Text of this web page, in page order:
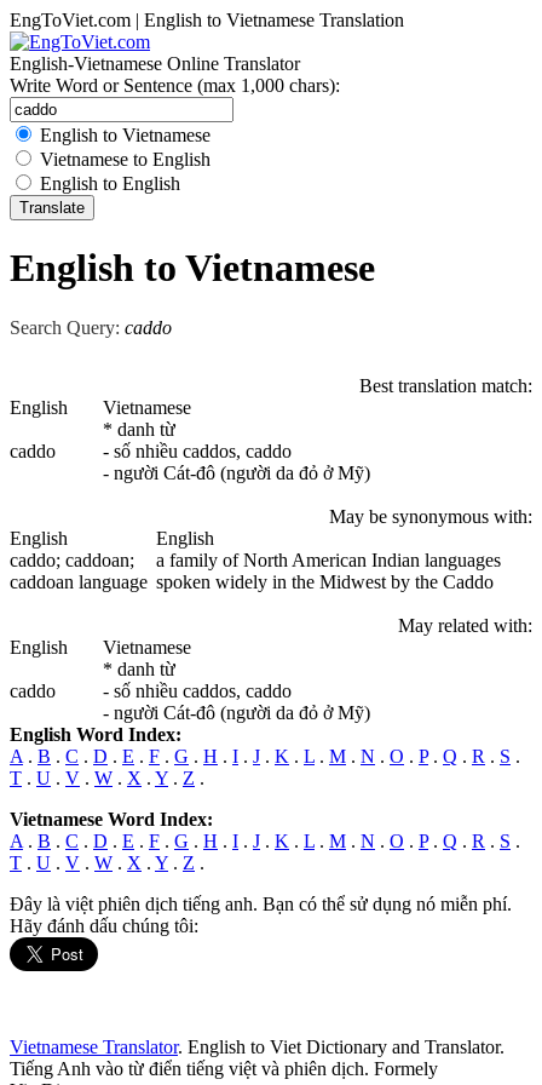
EngToViet.com | English to Vietnamese Translation
English-Vietnamese Online Translator
Write Word or Sentence (max 1,000 chars):
English to Vietnamese
Vietnamese to English
English to English
English to Vietnamese
Search Query: caddo
Best translation match:
English
Vietnamese
caddo
* danh từ
- số nhiều caddos, caddo
- người Cát-đô (người da đỏ ở Mỹ)
May be synonymous with:
English
English
caddo; caddoan;
caddoan language
a family of North American Indian languages
spoken widely in the Midwest by the Caddo
May related with:
English
Vietnamese
caddo
* danh từ
- số nhiều caddos, caddo
- người Cát-đô (người da đỏ ở Mỹ)
English Word Index:
A . B . C . D . E . F . G . H . I . J . K . L . M . N . O . P. Q . R . S .
T . U . V . W . X . Y . Z .
Vietnamese Word Index:
A . B . C . D . E . F . G . H . I . J . K . L . M . N . O . P. Q . R . S .
T . U . V . W . X . Y . Z .
Đây là việt phiên dịch tiếng anh. Bạn có thể sử dụng nó miễn phí.
Hãy đánh dấu chúng tôi:
Vietnamese Translator. English to Viet Dictionary and Translator.
Tiếng Anh vào từ điển tiếng việt và phiên dịch. Formely